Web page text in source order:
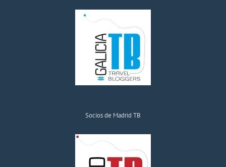
Socios de Madrid TB